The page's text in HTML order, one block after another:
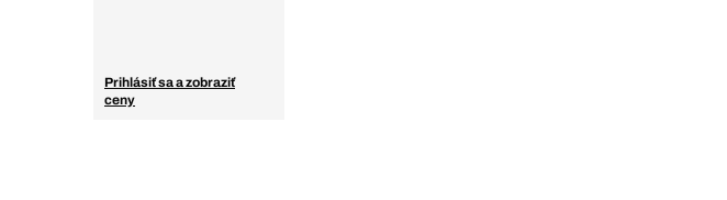
Prihlásiť sa a zobraziť
ceny